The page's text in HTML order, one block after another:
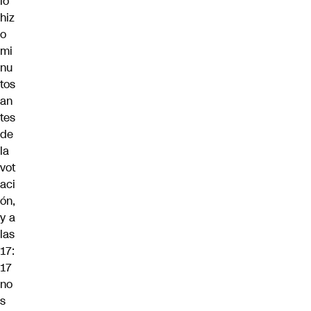
hiz
o
mi
nu
tos
an
tes
de
la
vot
aci
ón,
y a
las
17:
17
no
s